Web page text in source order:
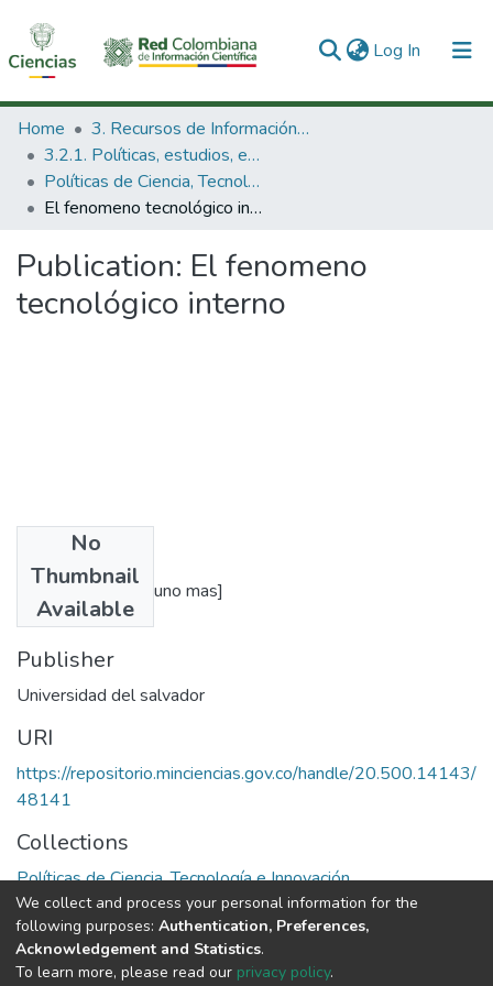
Log In (current)
Communities & Collections
All of DSpace
Statistics
Home
3. Recursos de Información Científica y Tecnológica
3.2.1. Políticas, estudios, evaluaciones e indicadores de CTeI
Políticas de Ciencia, Tecnología e Innovación
El fenomeno tecnológico interno
Publication: El fenomeno
tecnológico interno
No
Thumbnail
Available
Authors
Ricardo Cibotti [Y uno mas]
Publisher
Universidad del salvador
URI
https://repositorio.minciencias.gov.co/handle/20.500.14143/
48141
Collections
Políticas de Ciencia, Tecnología e Innovación
Full item page
We collect and process your personal information for the
following purposes: Authentication, Preferences,
Acknowledgement and Statistics.
To learn more, please read our privacy policy.